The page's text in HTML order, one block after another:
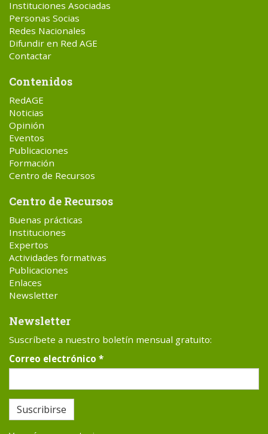
Instituciones Asociadas
Personas Socias
Redes Nacionales
Difundir en Red AGE
Contactar
Contenidos
RedAGE
Noticias
Opinión
Eventos
Publicaciones
Formación
Centro de Recursos
Centro de Recursos
Buenas prácticas
Instituciones
Expertos
Actividades formativas
Publicaciones
Enlaces
Newsletter
Newsletter
Suscríbete a nuestro boletín mensual gratuito:
Correo electrónico *
Suscribirse